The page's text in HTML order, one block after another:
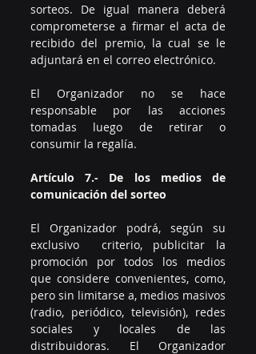
sorteos. De igual manera deberá
comprometerse a firmar el acta de
recibido del premio, la cual se le
adjuntará en el correo electrónico.
El Organizador no se hace
responsable por las acciones
tomadas luego de retirar o
consumir la regalía.
Artículo 7.- De los medios de
comunicación del sorteo
El Organizador podrá, según su
exclusivo  criterio, publicitar la
promoción por todos los medios
que considere convenientes, como,
pero sin limitarse a, medios masivos
(radio, periódico, televisión), redes
sociales y locales de las
distribuidoras. El Organizador